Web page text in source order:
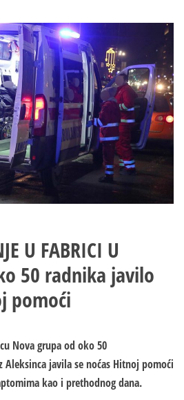
U FABRICI U
50 radnika javilo
pomoći
Nova grupa od oko 50
javila se noćas Hitnoj pomoći
kao i prethodnog dana.